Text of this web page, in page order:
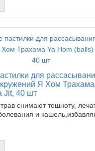
для
Я Хом
Jit, 40 шт
снимают тошноту,
и